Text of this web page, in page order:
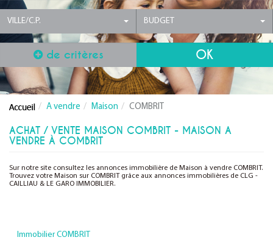
VILLE/C.P. BUDGET
de critères
A vendre Maison COMBRIT
ACHAT / VENTE MAISON COMBRIT - MAISON A
VENDRE À COMBRIT
Sur notre site consultez les annonces immobilière de Maison à vendre COMBRIT.
Trouvez votre Maison sur COMBRIT grâce aux annonces immobilières de CLG -
CAILLIAU & LE GARO IMMOBILIER.
Immobilier COMBRIT